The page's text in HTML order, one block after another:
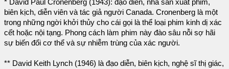
* David Paul Cronenberg (1943): đạo diễn, nhà sản xuất phim,
biên kịch, diễn viên và tác giả người Canada. Cronenberg là một
trong những ngời khởi thủy cho cái gọi là thể loại phim kinh dị xác
cết hoặc nội tạng. Phong cách làm phim này đào sâu nỗi sợ hãi
sự biến đổi cơ thể và sự nhiễm trùng của xác người.
** David Keith Lynch (1946) là đạo diễn, biên kịch, nghệ sĩ thị giác,